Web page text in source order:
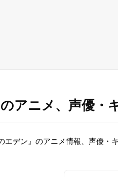
アニメ、声優・
エデン』のアニメ情報、声優・